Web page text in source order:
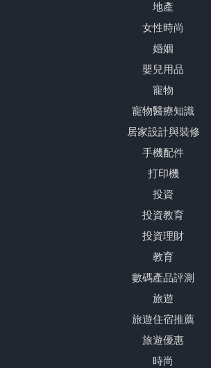
地產
女性時尚
婚姻
嬰兒用品
寵物
寵物醫療知識
居家設計與裝修
手機配件
打印機
投資
投資教育
投資理財
教育
數碼產品評測
旅遊
旅遊住宿推薦
旅遊優惠
時尚